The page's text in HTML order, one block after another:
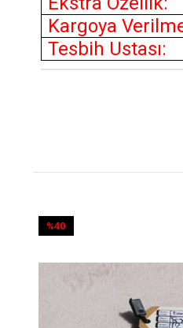
Kargoya
Tesbih Ustası: